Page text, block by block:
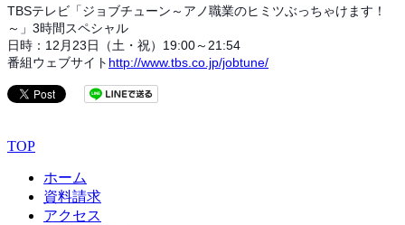
TBSテレビ「ジョブチューン～アノ職業のヒミツぶっちゃけます！
～」3時間スペシャル
日時：12月23日（土・祝）19:00～21:54
番組ウェブサイト http://www.tbs.co.jp/jobtune/
TOP
ホーム
資料請求
アクセス